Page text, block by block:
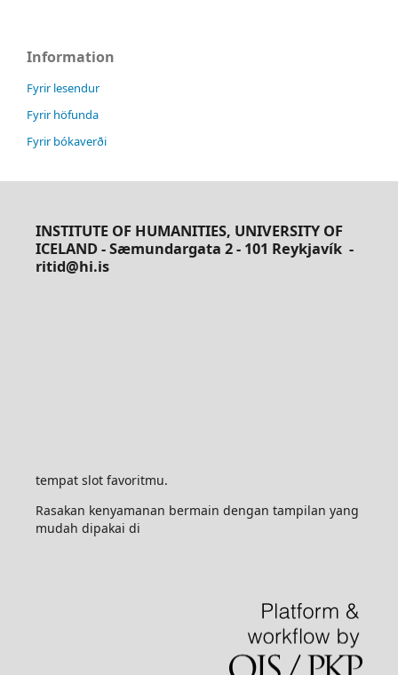
Information
Fyrir lesendur
Fyrir höfunda
Fyrir bókaverði
INSTITUTE OF HUMANITIES, UNIVERSITY OF
ICELAND - Sæmundargata 2 - 101 Reykjavík -
ritid@hi.is
tempat slot favoritmu.
Rasakan kenyamanan bermain dengan tampilan yang
mudah dipakai di